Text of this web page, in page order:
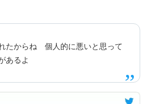
たからね 個人的に悪いと思って
あるよ